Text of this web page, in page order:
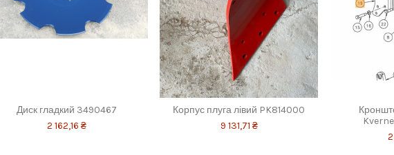
Диск гладкий 3490467
2 162,16 ₴
Корпус плуга лівий PK814000
9 131,71 ₴